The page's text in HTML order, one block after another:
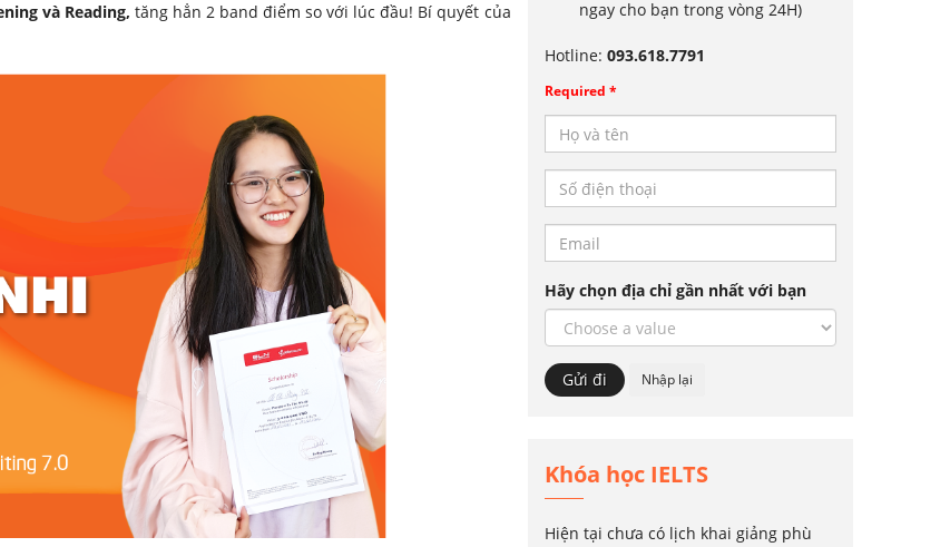
và Reading, tăng hẳn 2 band điểm so với lúc đầu! Bí quyết của
ngay cho bạn trong vòng 24H)
Hotline: 093.618.7791
Required *
Hãy chọn địa chỉ gần nhất với bạn
Khóa học IELTS
Hiện tại chưa có lịch khai giảng phù